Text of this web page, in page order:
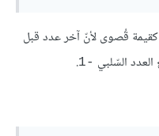
هنا نضع العدد 10 كقيمة بدئيّة والعدد 0 كقيمة قُصوى لأنّ آخر عدد قبل
-1
.